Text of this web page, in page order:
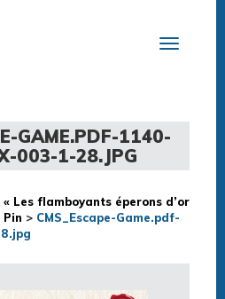
Toggle
GAME.PDF-1140-
003-1-28.JPG
« Les flamboyants éperons d’or
> CMS_Escape-Game.pdf-